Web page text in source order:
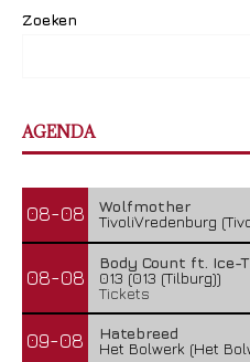
Zoeken
AGENDA
08-08
Wolfmother
TivoliVredenburg
08-08
Body Count ft. Ice-T
013 (013 (Tilburg))
Tickets
09-08
Hatebreed
Het Bolwerk (Het